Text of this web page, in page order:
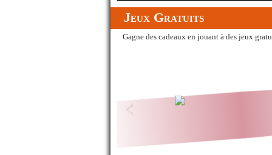
Jeux Gratuits
Gagne des cadeaux en jouant à des jeux